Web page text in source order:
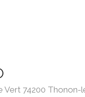
Vert 74200 Thonon-